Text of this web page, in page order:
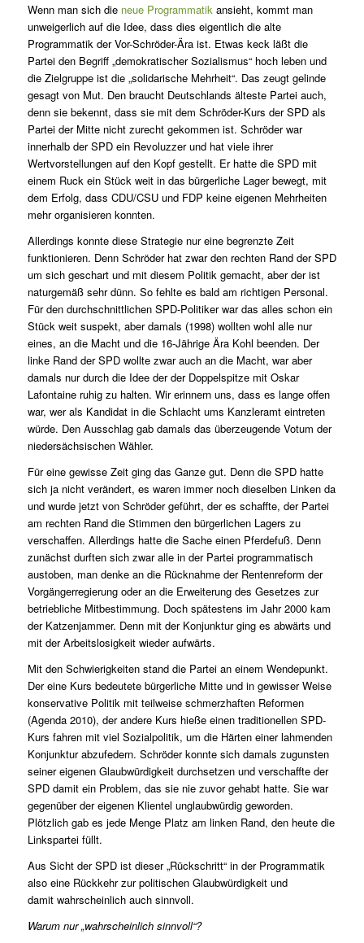
Wenn man sich die neue Programmatik ansieht, kommt man
unweigerlich auf die Idee, dass dies eigentlich die alte
Programmatik der Vor-Schröder-Ära ist. Etwas keck läßt die
Partei den Begriff „demokratischer Sozialismus“ hoch leben und
die Zielgruppe ist die „solidarische Mehrheit“. Das zeugt gelinde
gesagt von Mut. Den braucht Deutschlands älteste Partei auch,
denn sie bekennt, dass sie mit dem Schröder-Kurs der SPD als
Partei der Mitte nicht zurecht gekommen ist. Schröder war
innerhalb der SPD ein Revoluzzer und hat viele ihrer
Wertvorstellungen auf den Kopf gestellt. Er hatte die SPD mit
einem Ruck ein Stück weit in das bürgerliche Lager bewegt, mit
dem Erfolg, dass CDU/CSU und FDP keine eigenen Mehrheiten
mehr organisieren konnten.
Allerdings konnte diese Strategie nur eine begrenzte Zeit
funktionieren. Denn Schröder hat zwar den rechten Rand der SPD
um sich geschart und mit diesem Politik gemacht, aber der ist
naturgemäß sehr dünn. So fehlte es bald am richtigen Personal.
Für den durchschnittlichen SPD-Politiker war das alles schon ein
Stück weit suspekt, aber damals (1998) wollten wohl alle nur
eines, an die Macht und die 16-Jährige Ära Kohl beenden. Der
linke Rand der SPD wollte zwar auch an die Macht, war aber
damals nur durch die Idee der der Doppelspitze mit Oskar
Lafontaine ruhig zu halten. Wir erinnern uns, dass es lange offen
war, wer als Kandidat in die Schlacht ums Kanzleramt eintreten
würde. Den Ausschlag gab damals das überzeugende Votum der
niedersächsischen Wähler.
Für eine gewisse Zeit ging das Ganze gut. Denn die SPD hatte
sich ja nicht verändert, es waren immer noch dieselben Linken da
und wurde jetzt von Schröder geführt, der es schaffte, der Partei
am rechten Rand die Stimmen den bürgerlichen Lagers zu
verschaffen. Allerdings hatte die Sache einen Pferdefuß. Denn
zunächst durften sich zwar alle in der Partei programmatisch
austoben, man denke an die Rücknahme der Rentenreform der
Vorgängerregierung oder an die Erweiterung des Gesetzes zur
betriebliche Mitbestimmung. Doch spätestens im Jahr 2000 kam
der Katzenjammer. Denn mit der Konjunktur ging es abwärts und
mit der Arbeitslosigkeit wieder aufwärts.
Mit den Schwierigkeiten stand die Partei an einem Wendepunkt.
Der eine Kurs bedeutete bürgerliche Mitte und in gewisser Weise
konservative Politik mit teilweise schmerzhaften Reformen
(Agenda 2010), der andere Kurs hieße einen traditionellen SPD-
Kurs fahren mit viel Sozialpolitik, um die Härten einer lahmenden
Konjunktur abzufedern. Schröder konnte sich damals zugunsten
seiner eigenen Glaubwürdigkeit durchsetzen und verschaffte der
SPD damit ein Problem, das sie nie zuvor gehabt hatte. Sie war
gegenüber der eigenen Klientel unglaubwürdig geworden.
Plötzlich gab es jede Menge Platz am linken Rand, den heute die
Linkspartei füllt.
Aus Sicht der SPD ist dieser „Rückschritt“ in der Programmatik
also eine Rückkehr zur politischen Glaubwürdigkeit und
damit wahrscheinlich auch sinnvoll.
Warum nur „wahrscheinlich sinnvoll“?